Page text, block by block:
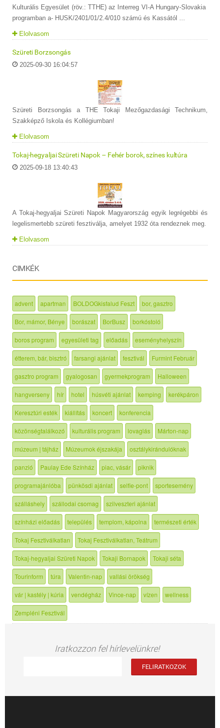
Kulturális Egyesület (röv.: TTHE) az Interreg VI-A Hungary-Slovakia
programban a- HUSK/2401/01/2.4/010 számú és Kassától ...
Elolvasom
Szüreti Borzsongás
2025-09-30 16:04:57
Szüreti Borzsongás a THE Tokaji Mezőgazdasági Technikum,
Szakképző Iskola és Kollégiumban!
Elolvasom
Tokaj-hegyaljai Szüreti Napok – Fehér borok, színes kultúra
2025-09-18 13:40:43
A Tokaj-hegyaljai Szüreti Napok Magyarország egyik legrégebbi és
legelismertebb szüreti fesztiválja, amelyet 1932 óta rendeznek meg.
Elolvasom
CIMKÉK
advent apartman BOLDOGkisfalud Feszt bor, gasztro
Bor, mámor, Bénye borászat BorBusz borkóstoló
boros program egyesületi tag előadás eseményhelyszín
étterem, bár, bisztró farsangi ajánlat fesztivál Furmint Február
gasztro program gyalogosan gyermekprogram Halloween
hangverseny hír hotel húsvéti ajánlat kemping kerékpáron
Keresztúri esték kiállítás koncert konferencia
közönségtalálkozó kulturális program lovaglás Márton-nap
múzeum | tájház Múzeumok éjszakája osztálykirándulóknak
panzió Paulay Ede Színház piac, vásár piknik
programajánlóba pünkösdi ajánlat selfie-pont sportesemény
szálláshely szállodai csomag szilveszteri ajánlat
színházi előadás település templom, kápolna természeti érték
Tokaj Fesztiválkatlan Tokaj Fesztiválkatlan, Teátrum
Tokaj-hegyaljai Szüreti Napok Tokaji Bornapok Tokaji séta
Tourinform túra Valentin-nap vallási örökség
vár | kastély | kúria vendégház Vince-nap vízen wellness
Zempléni Fesztivál
Iratkozzon fel hírlevelünkre!